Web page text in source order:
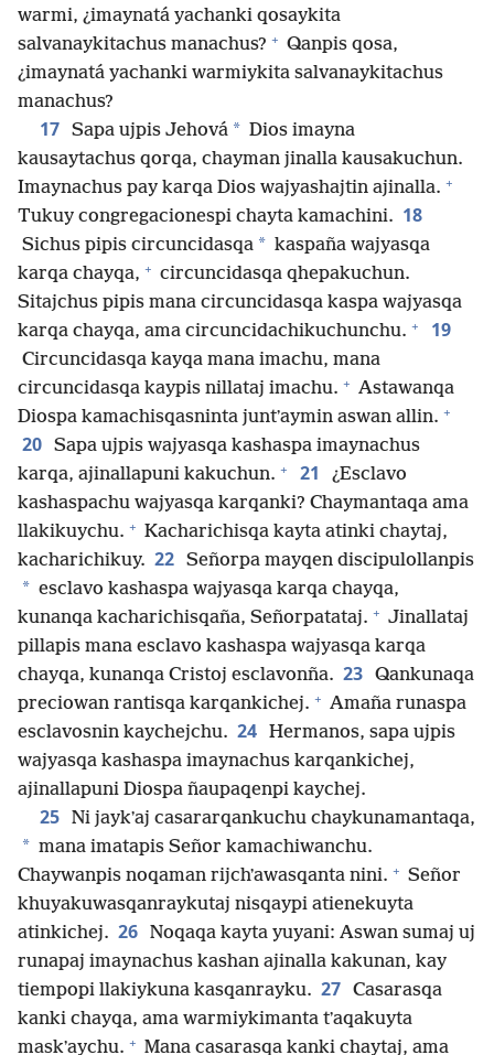
warmi, ¿imaynatá yachanki qosaykita
salvanaykitachus manachus? + Qanpis qosa,
¿imaynatá yachanki warmiykita salvanaykitachus
manachus?
17 Sapa ujpis Jehová * Dios imayna
kausaytachus qorqa, chayman jinalla kausakuchun.
Imaynachus pay karqa Dios wajyashajtin ajinalla. +
Tukuy congregacionespi chayta kamachini. 18
Sichus pipis circuncidasqa * kaspaña wajyasqa
karqa chayqa, + circuncidasqa qhepakuchun.
Sitajchus pipis mana circuncidasqa kaspa wajyasqa
karqa chayqa, ama circuncidachikuchunchu. + 19
Circuncidasqa kayqa mana imachu, mana
circuncidasqa kaypis nillataj imachu. + Astawanqa
Diospa kamachisqasninta juntʼaymin aswan allin. +
20 Sapa ujpis wajyasqa kashaspa imaynachus
karqa, ajinallapuni kakuchun. + 21
¿Esclavo
kashaspachu wajyasqa karqanki? Chaymantaqa ama
llakikuychu. + Kacharichisqa kayta atinki chaytaj,
kacharichikuy. 22 Señorpa mayqen discipulollanpis
* esclavo kashaspa wajyasqa karqa chayqa,
kunanqa kacharichisqaña, Señorpatataj. + Jinallataj
pillapis mana esclavo kashaspa wajyasqa karqa
chayqa, kunanqa Cristoj esclavonña. 23 Qankunaqa
preciowan rantisqa karqankichej. + Amaña runaspa
esclavosnin kaychejchu. 24 Hermanos, sapa ujpis
wajyasqa kashaspa imaynachus karqankichej,
ajinallapuni Diospa ñaupaqenpi kaychej.
25 Ni jaykʼaj casararqankuchu chaykunamantaqa,
* mana imatapis Señor kamachiwanchu.
Chaywanpis noqaman rijchʼawasqanta nini. + Señor
khuyakuwasqanraykutaj nisqaypi atienekuyta
atinkichej. 26 Noqaqa kayta yuyani: Aswan sumaj uj
runapaj imaynachus kashan ajinalla kakunan, kay
tiempopi llakiykuna kasqanrayku. 27 Casarasqa
kanki chayqa, ama warmiykimanta tʼaqakuyta
maskʼaychu. + Mana casarasqa kanki chaytaj, ama